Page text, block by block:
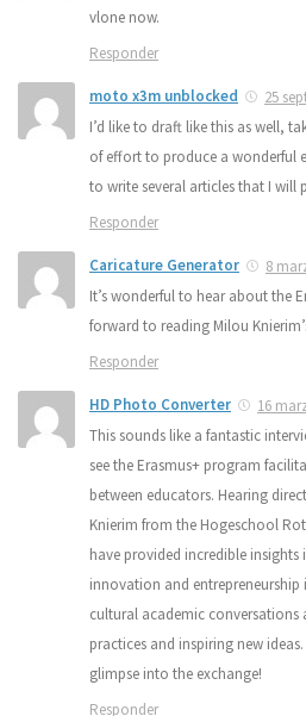
vlone now.
Responder
moto x3m unblocked
25
I’d like to draft like this as well,
of effort to produce a wonderful
to write several articles that I will
Responder
Caricature Generator
8
It’s wonderful to hear about the
forward to reading Milou
Responder
HD Photo Converter
16
This sounds like a fantastic
see the Erasmus+ program
between educators. Hearing
Knierim from the Hogeschool
have provided incredible
innovation and entrepreneurship
cultural academic
practices and inspiring new
glimpse into the exchange!
Responder